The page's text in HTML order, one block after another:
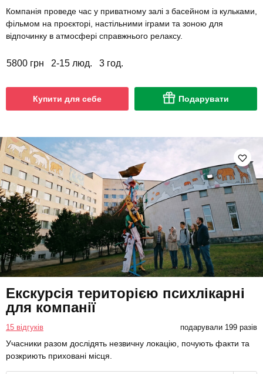
Компанія проведе час у приватному залі з басейном із кульками,
фільмом на проєкторі, настільними іграми та зоною для
відпочинку в атмосфері справжнього релаксу.
5800 грн 2-15 люд. 3 год.
Купити для себе Подарувати
Екскурсія територією психлікарні
для компанії
15 відгуків подарували 199 разів
Учасники разом дослідять незвичну локацію, почують факти та
розкриють приховані місця.